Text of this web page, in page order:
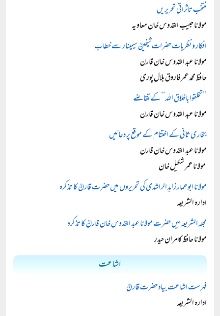
منتخب تاثراتی تحریریں
مولانا حبیب القدوس خان معاویہ
افکار و نظریات حضرات شیخینؒ سیمینار سے خطاب
مولانا عبد القدوس خان قارن
حافظ محمد عمرفاروق بلال پوری
’’تخلقوا باخلاق اللہ‘‘ کے تقاضے
مولانا عبد القدوس خان قارن
بخاری ثانی کے اختتام کے موقع پر دعائیں
مولانا عبد القدوس خان قارن
مولانا عمر شکیل خان
مولانا ابوعمار زاہد الراشدی کی تحریروں میں حضرت قارنؒ کا تذکرہ
ادارہ الشریعہ
مجلہ الشریعہ میں حضرت مولانا عبد القدوس خان قارنؒ کا تذکرہ
مولانا حافظ کامران حیدر
اشاعت
فہرست اشاعت بیاد حضرت قارنؒ
ادارہ الشریعہ